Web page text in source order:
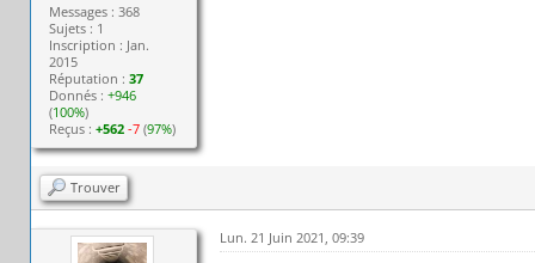
Messages : 368
Sujets : 1
Inscription : Jan.
2015
Réputation :37
Donnés :+946
(100%)
Reçus :+562 -7 (97%)
Trouver
Lun. 21 Juin 2021, 09:39